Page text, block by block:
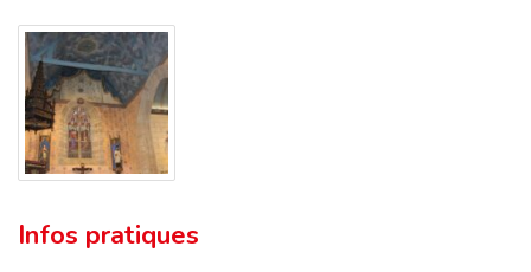
Infos pratiques